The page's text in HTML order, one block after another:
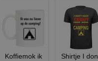
Koffiemok ik
Shirtje I